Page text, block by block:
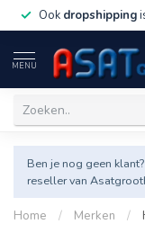
Ook dropshipping
MENU
Ben je nog geen
reseller van
Home / Merken /